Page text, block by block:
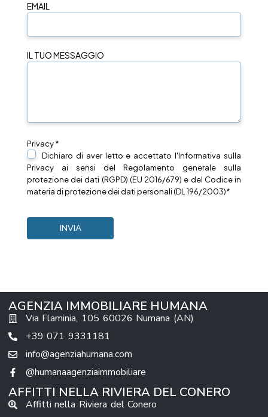
EMAIL
IL TUO MESSAGGIO
Privacy *
Dichiaro di aver letto e accettato l'Informativa sulla
Privacy ai sensi del Regolamento generale sulla
protezione dei dati (RGPD) (EU 2016/679) e del Codice in
materia di protezione dei dati personali (DL 196/2003)*
AGENZIA IMMOBILIARE HUMANA
Via Flaminia, 105 60026 Numana (AN)
+39 071 9331181
info@agenziahumana.com
@humanaagenziaimmobiliare
AFFITTI NELLA RIVIERA DEL CONERO
Affitti nella Riviera del Conero